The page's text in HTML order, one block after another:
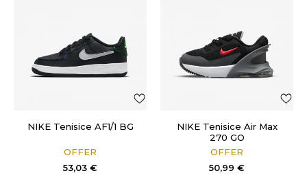
NIKE Tenisice AF1/1 BG
OFFER
53,03 €
NIKE Tenisice Air Max
270 GO
OFFER
50,99 €